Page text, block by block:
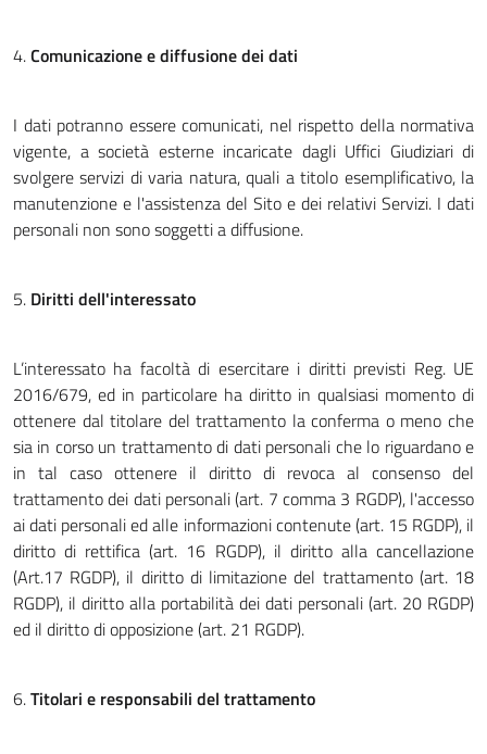
4.Comunicazione e diffusione dei dati
I dati potranno essere comunicati, nel rispetto della normativa
vigente, a società esterne incaricate dagli Uffici Giudiziari di
svolgere servizi di varia natura, quali a titolo esemplificativo, la
manutenzione e l'assistenza del Sito e dei relativi Servizi. I dati
personali non sono soggetti a diffusione.
5. Diritti dell'interessato
L’interessato ha facoltà di esercitare i diritti previsti Reg. UE
2016/679, ed in particolare ha diritto in qualsiasi momento di
ottenere dal titolare del trattamento la conferma o meno che
sia in corso un trattamento di dati personali che lo riguardano e
in tal caso ottenere il diritto di revoca al consenso del
trattamento dei dati personali (art. 7 comma 3 RGDP), l'accesso
ai dati personali ed alle informazioni contenute (art. 15 RGDP), il
diritto di rettifica (art. 16 RGDP), il diritto alla cancellazione
(Art.17 RGDP), il diritto di limitazione del trattamento (art. 18
RGDP), il diritto alla portabilità dei dati personali (art. 20 RGDP)
ed il diritto di opposizione (art. 21 RGDP).
6.Titolari e responsabili del trattamento